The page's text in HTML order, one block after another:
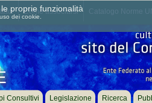
Come associarsi
Consultivi Legislazione Ricerca
proprie funzionalità
dei cookie.